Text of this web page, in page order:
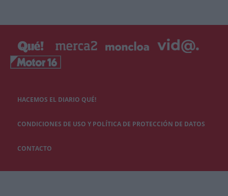
HACEMOS EL DIARIO QUÉ!
CONDICIONES DE USO Y POLÍTICA DE PROTECCIÓN DE DATOS
CONTACTO